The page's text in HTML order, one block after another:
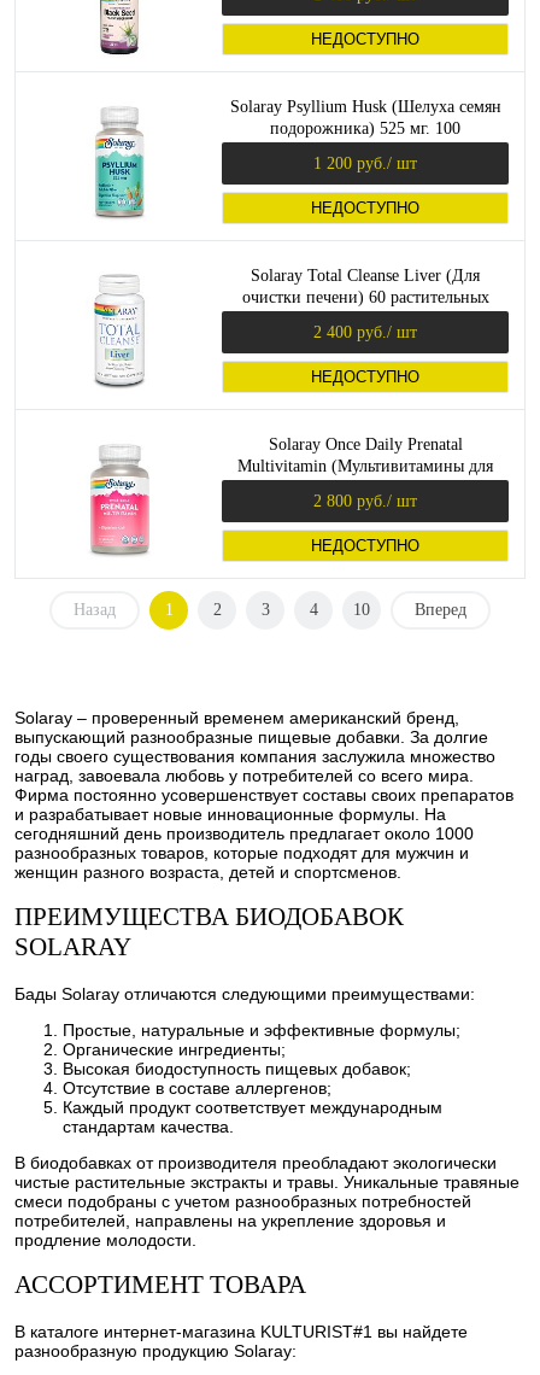
НЕДОСТУПНО
Solaray Psyllium Husk (Шелуха семян
подорожника) 525 мг. 100
1 200 руб. / шт
НЕДОСТУПНО
Solaray Total Cleanse Liver (Для
очистки печени) 60 растительных
2 400 руб. / шт
НЕДОСТУПНО
Solaray Once Daily Prenatal
Multivitamin (Мультивитамины для
2 800 руб. / шт
НЕДОСТУПНО
Назад 1 2 3 4 10 Вперед
Solaray – проверенный временем американский бренд,
выпускающий разнообразные пищевые добавки. За долгие
годы своего существования компания заслужила множество
наград, завоевала любовь у потребителей со всего мира.
Фирма постоянно усовершенствует составы своих препаратов
и разрабатывает новые инновационные формулы. На
сегодняшний день производитель предлагает около 1000
разнообразных товаров, которые подходят для мужчин и
женщин разного возраста, детей и спортсменов.
ПРЕИМУЩЕСТВА БИОДОБАВОК
SOLARAY
Бады Solaray отличаются следующими преимуществами:
Простые, натуральные и эффективные формулы;
Органические ингредиенты;
Высокая биодоступность пищевых добавок;
Отсутствие в составе аллергенов;
Каждый продукт соответствует международным
стандартам качества.
В биодобавках от производителя преобладают экологически
чистые растительные экстракты и травы. Уникальные травяные
смеси подобраны с учетом разнообразных потребностей
потребителей, направлены на укрепление здоровья и
продление молодости.
АССОРТИМЕНТ ТОВАРА
В каталоге интернет-магазина KULTURIST#1 вы найдете
разнообразную продукцию Solaray: